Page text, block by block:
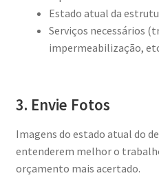
Estado atual da
Serviços necessários
impermeabilização,
3. Envie Fotos
Imagens do estado atual do
entenderem melhor o
orçamento mais acertado.